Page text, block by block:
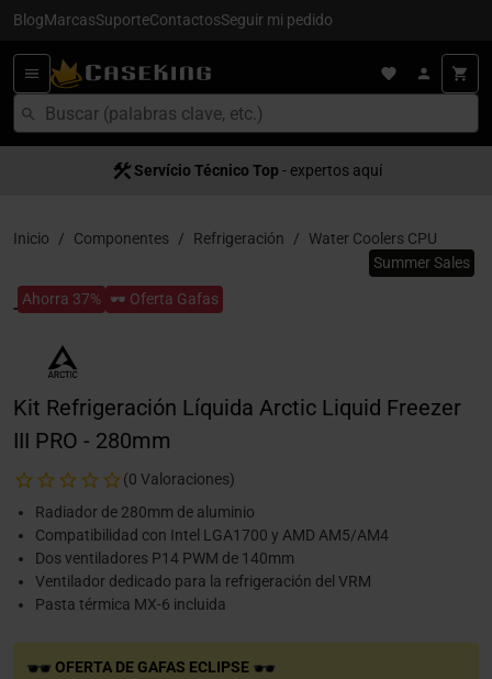
BlogMarcasSuporteContactosSeguir mi pedido
Servício Técnico Top - expertos aquí
Inicio Componentes Refrigeración Water Coolers CPU
Ahorra 37% 🕶️ Oferta Gafas
Summer Sales
Kit Refrigeración Líquida Arctic Liquid Freezer
III PRO - 280mm
(0 Valoraciones)
Radiador de 280mm de aluminio
Compatibilidad con Intel LGA1700 y AMD AM5/AM4
Dos ventiladores P14 PWM de 140mm
Ventilador dedicado para la refrigeración del VRM
Pasta térmica MX-6 incluida
OFERTA DE GAFAS ECLIPSE